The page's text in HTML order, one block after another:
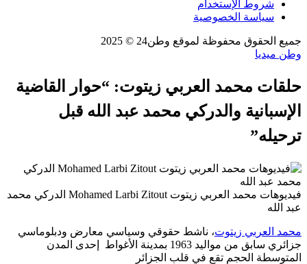
شروط الإستخدام
سياسة الخصوصية
جميع الحقوق محفوظة لموقع وطن24 © 2025
وطن ميديا
حلقات محمد العربي زيتوت: “حوار القاضية
الإسبانية والدركي محمد عبد الله قبل
ترحيله”
فيديوهات محمد العربي زيتوت Mohamed Larbi Zitout الدركي محمد
عبد الله
محمد العربي زيتوت، ناشط حقوقي وسياسي معارض ودبلوماسي
جزائري سابق من مواليد 1963 بمدينة الأغواط إحدى المدن
المتوسطة الحجم تقع في قلب الجزائر